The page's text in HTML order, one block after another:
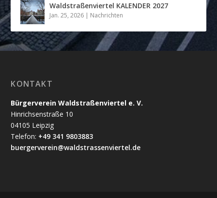
Waldstraßenviertel KALENDER 2027
Jan. 25, 2026 | Nachrichten
KONTAKT
Bürgerverein Waldstraßenviertel e. V.
Hinrichsenstraße 10
04105 Leipzig
Telefon: +49 341 9803883
buergerverein@waldstrassenviertel.de